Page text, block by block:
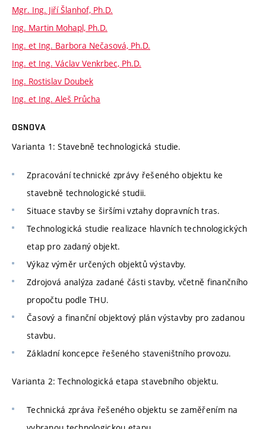
Mgr. Ing. Jiří Šlanhof, Ph.D.
Ing. Martin Mohapl, Ph.D.
Ing. et Ing. Barbora Nečasová, Ph.D.
Ing. et Ing. Václav Venkrbec, Ph.D.
Ing. Rostislav Doubek
Ing. et Ing. Aleš Průcha
OSNOVA
Varianta 1: Stavebně technologická studie.
Zpracování technické zprávy řešeného objektu ke
stavebně technologické studii.
Situace stavby se širšími vztahy dopravních tras.
Technologická studie realizace hlavních technologických
etap pro zadaný objekt.
Výkaz výměr určených objektů výstavby.
Zdrojová analýza zadané části stavby, včetně finančního
propočtu podle THU.
Časový a finanční objektový plán výstavby pro zadanou
stavbu.
Základní koncepce řešeného staveništního provozu.
Varianta 2: Technologická etapa stavebního objektu.
Technická zpráva řešeného objektu se zaměřením na